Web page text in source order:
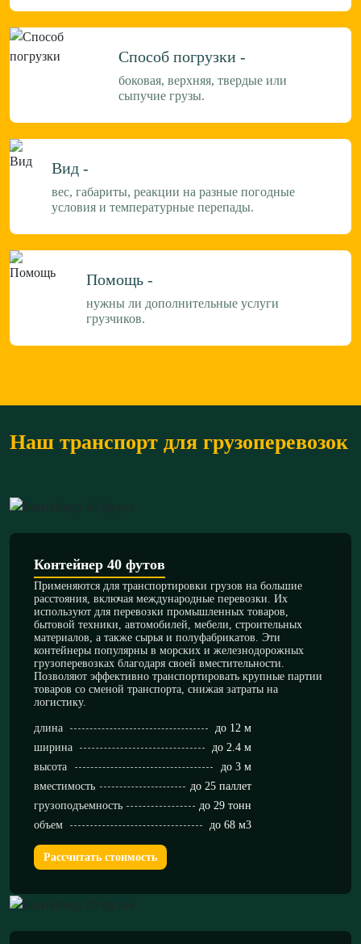
Способ погрузки -
боковая, верхняя, твердые или
сыпучие грузы.
Вид -
вес, габариты, реакции на разные погодные
условия и температурные перепады.
Помощь -
нужны ли дополнительные услуги
грузчиков.
Наш транспорт для грузоперевозок
Контейнер 40 футов
Применяются для транспортировки грузов на большие
расстояния, включая международные перевозки. Их
используют для перевозки промышленных товаров,
бытовой техники, автомобилей, мебели, строительных
материалов, а также сырья и полуфабрикатов. Эти
контейнеры популярны в морских и железнодорожных
грузоперевозках благодаря своей вместительности.
Позволяют эффективно транспортировать крупные партии
товаров со сменой транспорта, снижая затраты на
логистику.
длина
до 12 м
ширина
до 2.4 м
высота
до 3 м
вместимость
до 25 паллет
грузоподъемность
до 29 тонн
объем
до 68 м3
Рассчитать стоимость